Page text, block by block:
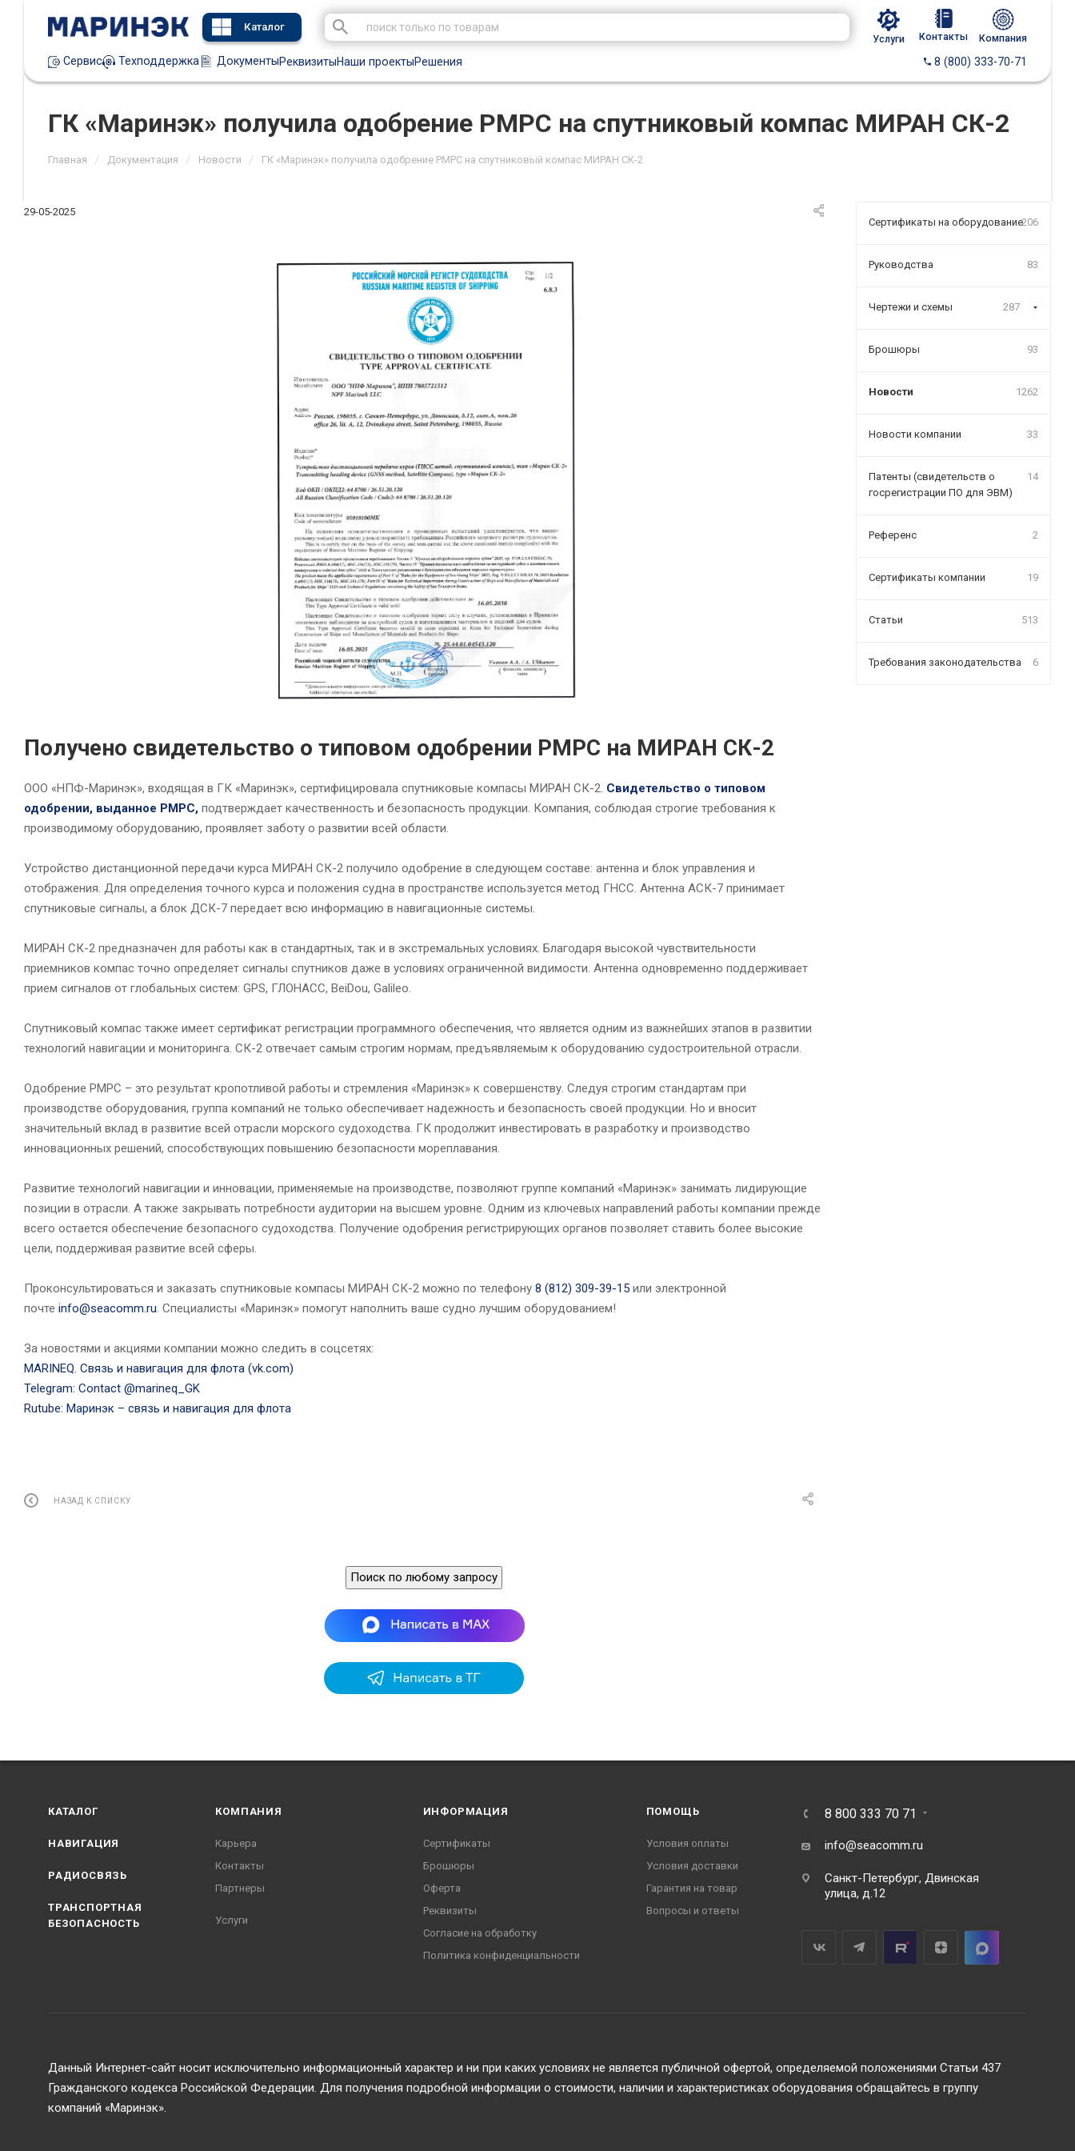
Каталог
Услуги Контакты Компания
Сервис Техподдержка ДокументыРеквизитыНаши проектыРешения 8 (800) 333-70-71
ГК «Маринэк» получила одобрение РМРС на спутниковый компас МИРАН СК-2
Главная / Документация / Новости / ГК «Маринэк» получила одобрение РМРС на спутниковый компас МИРАН СК-2
29-05-2025
Получено свидетельство о типовом одобрении РМРС на МИРАН СК-2
ООО «НПФ-Маринэк», входящая в ГК «Маринэк», сертифицировала спутниковые компасы МИРАН СК-2. Свидетельство о типовом
одобрении, выданное РМРС, подтверждает качественность и безопасность продукции. Компания, соблюдая строгие требования к
производимому оборудованию, проявляет заботу о развитии всей области.
Устройство дистанционной передачи курса МИРАН СК-2 получило одобрение в следующем составе: антенна и блок управления и
отображения. Для определения точного курса и положения судна в пространстве используется метод ГНСС. Антенна АСК-7 принимает
спутниковые сигналы, а блок ДСК-7 передает всю информацию в навигационные системы.
МИРАН СК-2 предназначен для работы как в стандартных, так и в экстремальных условиях. Благодаря высокой чувствительности
приемников компас точно определяет сигналы спутников даже в условиях ограниченной видимости. Антенна одновременно поддерживает
прием сигналов от глобальных систем: GPS, ГЛОНАСС, BeiDou, Galileo.
Спутниковый компас также имеет сертификат регистрации программного обеспечения, что является одним из важнейших этапов в развитии
технологий навигации и мониторинга. СК-2 отвечает самым строгим нормам, предъявляемым к оборудованию судостроительной отрасли.
Одобрение РМРС – это результат кропотливой работы и стремления «Маринэк» к совершенству. Следуя строгим стандартам при
производстве оборудования, группа компаний не только обеспечивает надежность и безопасность своей продукции. Но и вносит
значительный вклад в развитие всей отрасли морского судоходства. ГК продолжит инвестировать в разработку и производство
инновационных решений, способствующих повышению безопасности мореплавания.
Развитие технологий навигации и инновации, применяемые на производстве, позволяют группе компаний «Маринэк» занимать лидирующие
позиции в отрасли. А также закрывать потребности аудитории на высшем уровне. Одним из ключевых направлений работы компании прежде
всего остается обеспечение безопасного судоходства. Получение одобрения регистрирующих органов позволяет ставить более высокие
цели, поддерживая развитие всей сферы.
Проконсультироваться и заказать спутниковые компасы МИРАН СК-2 можно по телефону 8 (812) 309-39-15 или электронной
почте info@seacomm.ru. Специалисты «Маринэк» помогут наполнить ваше судно лучшим оборудованием!
За новостями и акциями компании можно следить в соцсетях:
MARINEQ. Связь и навигация для флота (vk.com)
Telegram: Contact @marineq_GK
Rutube: Маринэк – связь и навигация для флота
НАЗАД К СПИСКУ
Поиск по любому запросу
Сертификаты на оборудование206
Руководства 83
Чертежи и схемы 287
Брошюры 93
Новости 1262
Новости компании 33
Патенты (свидетельств о
госрегистрации ПО для ЭВМ)
14
Референс 2
Сертификаты компании 19
Статьи 513
Требования законодательства 6
КАТАЛОГ
НАВИГАЦИЯ
РАДИОСВЯЗЬ
ТРАНСПОРТНАЯ
БЕЗОПАСНОСТЬ
КОМПАНИЯ
Карьера
Контакты
Партнеры
Услуги
ИНФОРМАЦИЯ
Сертификаты
Брошюры
Оферта
Реквизиты
Согласие на обработку
Политика конфиденциальности
ПОМОЩЬ
Условия оплаты
Условия доставки
Гарантия на товар
Вопросы и ответы
8 800 333 70 71
info@seacomm.ru
Санкт-Петербург, Двинская
улица, д.12
Данный Интернет-сайт носит исключительно информационный характер и ни при каких условиях не является публичной офертой, определяемой положениями Статьи 437
Гражданского кодекса Российской Федерации. Для получения подробной информации о стоимости, наличии и характеристиках оборудования обращайтесь в группу
компаний «Маринэк».